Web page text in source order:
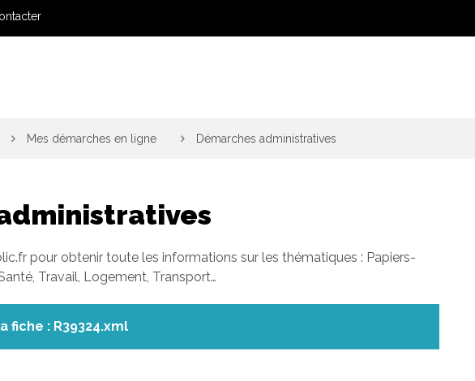
Mes démarches en ligne Démarches administratives
pour obtenir toute les informations sur les thématiques : Papiers-
Travail, Logement, Transport…
fiche : R39324.xml